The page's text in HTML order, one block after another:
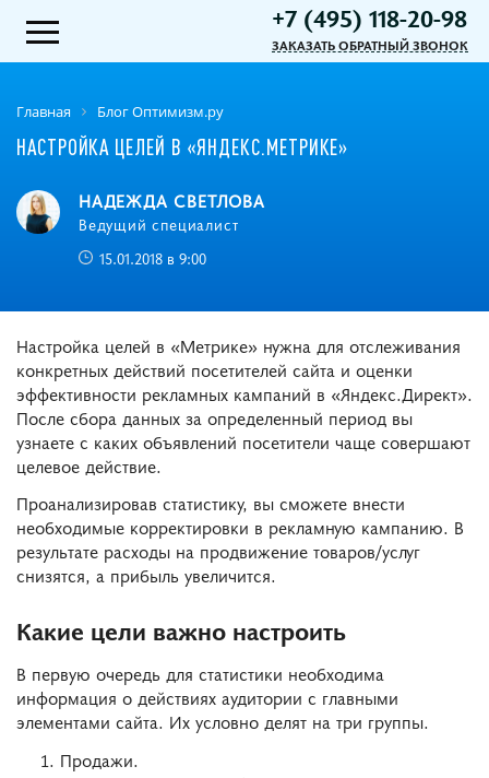
+7 (495) 118-20-98
ЗАКАЗАТЬ ОБРАТНЫЙ ЗВОНОК
Главная Блог Оптимизм.ру
НАСТРОЙКА ЦЕЛЕЙ В «ЯНДЕКС.МЕТРИКЕ»
НАДЕЖДА СВЕТЛОВА
Ведущий специалист
15.01.2018 в 9:00
Настройка целей в «Метрике» нужна для отслеживания
конкретных действий посетителей сайта и оценки
эффективности рекламных кампаний в «Яндекс.Директ».
После сбора данных за определенный период вы
узнаете с каких объявлений посетители чаще совершают
целевое действие.
Проанализировав статистику, вы сможете внести
необходимые корректировки в рекламную кампанию. В
результате расходы на продвижение товаров/услуг
снизятся, а прибыль увеличится.
Какие цели важно настроить
В первую очередь для статистики необходима
информация о действиях аудитории с главными
элементами сайта. Их условно делят на три группы.
Продажи.